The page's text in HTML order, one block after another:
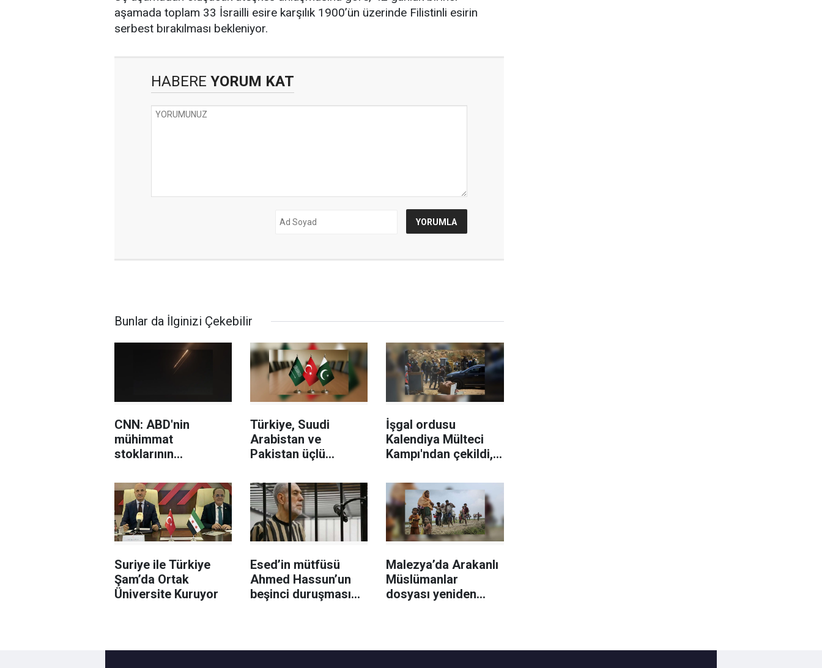
aşamada toplam 33 İsrailli esire karşılık 1900’ün üzerinde Filistinli esirin
serbest bırakılması bekleniyor.
HABERE YORUM KAT
Bunlar da İlginizi Çekebilir
CNN: ABD'nin
mühimmat
stoklarının
sızıntılar İran'ı
cesaretlendirebilir
Türkiye, Suudi
Arabistan ve
Pakistan üçlü
imzalayacak
İşgal ordusu
Kalendiya Mülteci
Kampı'ndan çekildi,
51 Filistinli yaralandı
Suriye ile Türkiye
Şam’da Ortak
Üniversite Kuruyor
Esed’in mütfüsü
Ahmed Hassun’un
beşinci duruşması
Malezya’da Arakanlı
Müslümanlar
dosyası yeniden